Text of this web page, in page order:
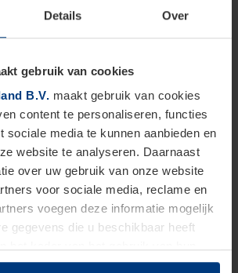
Details Over
gebruik van cookies
B.V. maakt gebruik van cookies
content te personaliseren, functies
sociale media te kunnen aanbieden en
website te analyseren. Daarnaast
over uw gebruik van onze website
voor sociale media, reclame en
voegen deze informatie mogelijk
gegevens die u beschikbaar heeft
verzameld.